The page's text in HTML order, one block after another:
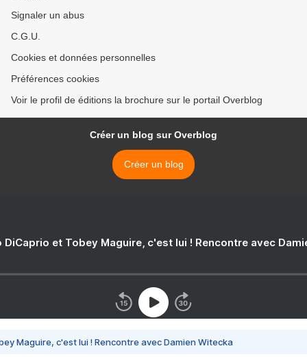
Signaler un abus
C.G.U.
Cookies et données personnelles
Préférences cookies
Voir le profil de éditions la brochure sur le portail Overblog
Créer un blog sur Overblog
Créer un blog
DiCaprio et Tobey Maguire, c'est lui ! Rencontre avec
Maguire, c'est lui ! Rencontre avec Damien Witecka